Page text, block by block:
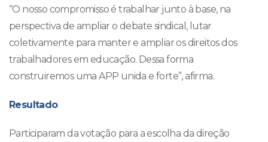
“O nosso compromisso é trabalhar junto à base, na
perspectiva de ampliar o debate sindical, lutar
coletivamente para manter e ampliar os direitos dos
trabalhadores em educação. Dessa forma
construiremos uma APP unida e forte”, afirma.
Resultado
Participaram da votação para a escolha da direção